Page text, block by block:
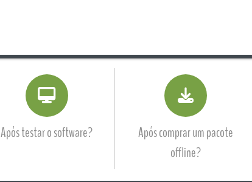
Após testar o software?
Após comprar um pacote
offline?